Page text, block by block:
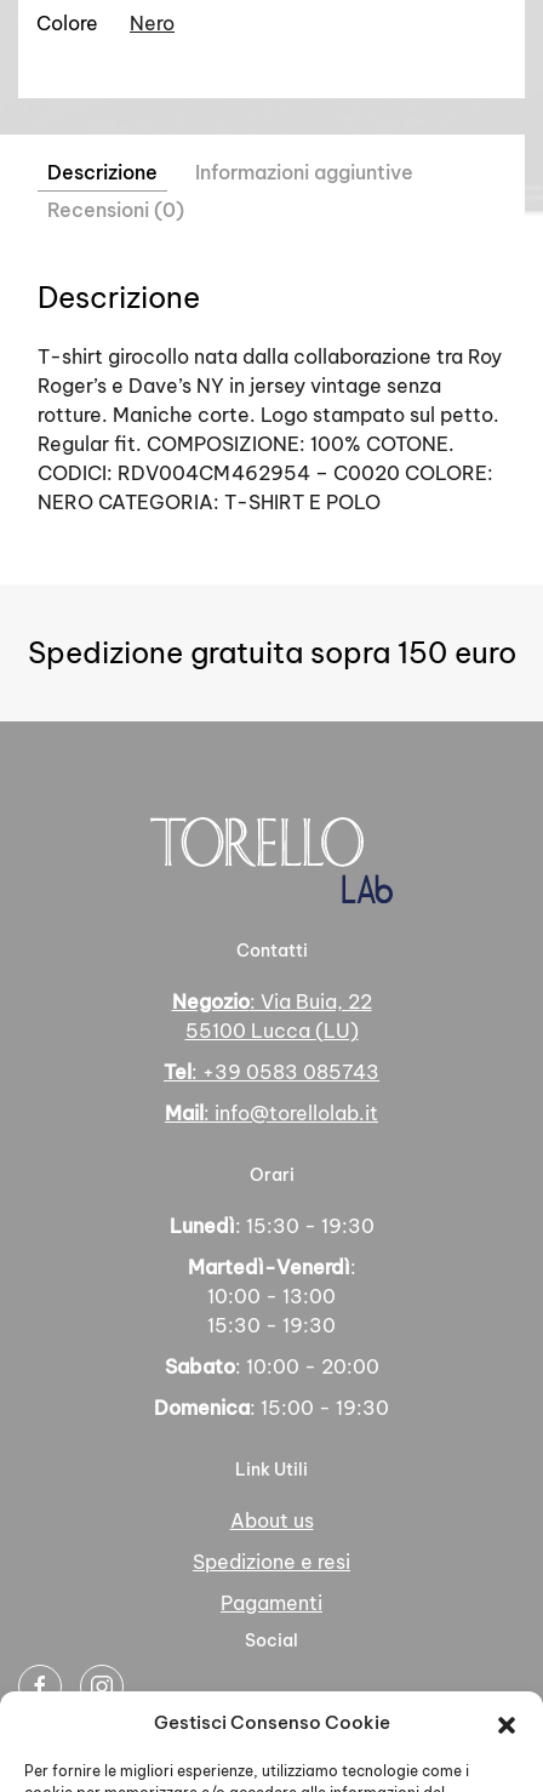
Gestisci Consenso Cookie
Per fornire le migliori esperienze, utilizziamo tecnologie come i
Colore Nero
Descrizione
Informazioni aggiuntive
Recensioni (0)
Descrizione
T-shirt girocollo nata dalla collaborazione tra Roy
Roger’s e Dave’s NY in jersey vintage senza
rotture. Maniche corte. Logo stampato sul petto.
Regular fit. COMPOSIZIONE: 100% COTONE.
CODICI: RDV004CM462954 – C0020 COLORE:
NERO CATEGORIA: T-SHIRT E POLO
Spedizione gratuita sopra 150 euro
Contatti
Negozio: Via Buia, 22
55100 Lucca (LU)
Tel : +39 0583 085743
Mail : info@torellolab.it
Orari
Lunedì: 15:30 - 19:30
Martedì-Venerdì:
10:00 - 13:00
15:30 - 19:30
Sabato: 10:00 - 20:00
Domenica: 15:00 - 19:30
Link Utili
About us
Spedizione e resi
Pagamenti
Social